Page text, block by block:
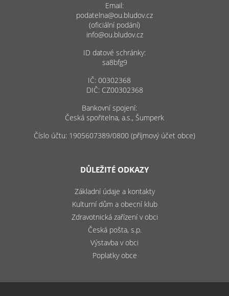
Email:
podatelna@ou.bludov.cz
(oficiální podání)
info@ou.bludov.cz
ID datové schránky:
sa8bfg9
IČ: 00302368
DIČ: CZ00302368
Bankovní spojení:
Česká spořitelna, a.s., Šumperk
Číslo účtu: 1905607389/0800 (příjmový účet obce)
DŮLEŽITÉ ODKAZY
Základní údaje a kontakty
Kulturní dům a obecní klub
Zdravotnická zařízení v obci
Česká pošta, s.p.
Výstavba v obci
Poplatky obce